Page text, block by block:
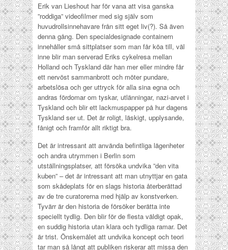
Erik van Lieshout har för vana att visa ganska
”roddiga” videofilmer med sig själv som
huvudrollsinnehavare från sitt eget liv(?). Så även
denna gång. Den specialdesignade containern
innehåller små sittplatser som man får köa till, väl
inne blir man serverad Eriks cykelresa mellan
Holland och Tyskland där han mer eller mindre får
ett nervöst sammanbrott och möter pundare,
arbetslösa och ger uttryck för alla sina egna och
andras fördomar om tyskar, utlänningar, nazi-arvet i
Tyskland och blir ett lackmuspapper på hur dagens
Tyskland ser ut. Det är roligt, läskigt, upplysande,
fånigt och framför allt riktigt bra.
Det är intressant att använda befintliga lägenheter
och andra utrymmen i Berlin som
utställningsplatser, att försöka undvika ”den vita
kuben” – det är intressant att man utnyttjar en gata
som skådeplats för en slags historia återberättad
av de tre curatorerna med hjälp av konstverken.
Tyvärr är den historia de försöker berätta inte
speciellt tydlig. Den blir för de flesta väldigt opak,
en suddig historia utan klara och tydliga ramar. Det
är trist. Önskemålet att undvika koncept och teori
tar man så långt att publiken riskerar att missa den